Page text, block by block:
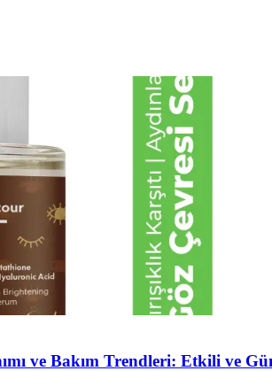
ve Bakım Trendleri: Etkili ve